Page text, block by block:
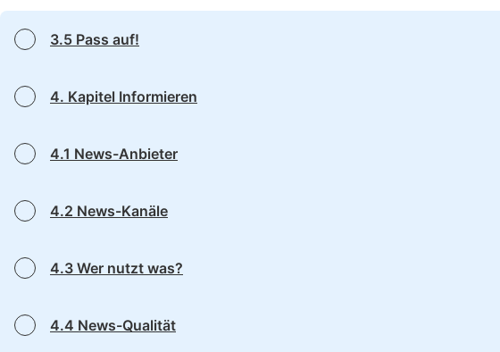
3.5 Pass auf!
4. Kapitel Informieren
4.1 News-Anbieter
4.2 News-Kanäle
4.3 Wer nutzt was?
4.4 News-Qualität